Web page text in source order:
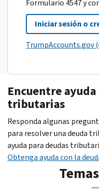
Formulario 4547 y
Iniciar sesión o
TrumpAccounts.gov
Encuentre ayuda
tributarias
Responda algunas
para resolver una deuda
ayuda para deudas
Obtenga ayuda con la